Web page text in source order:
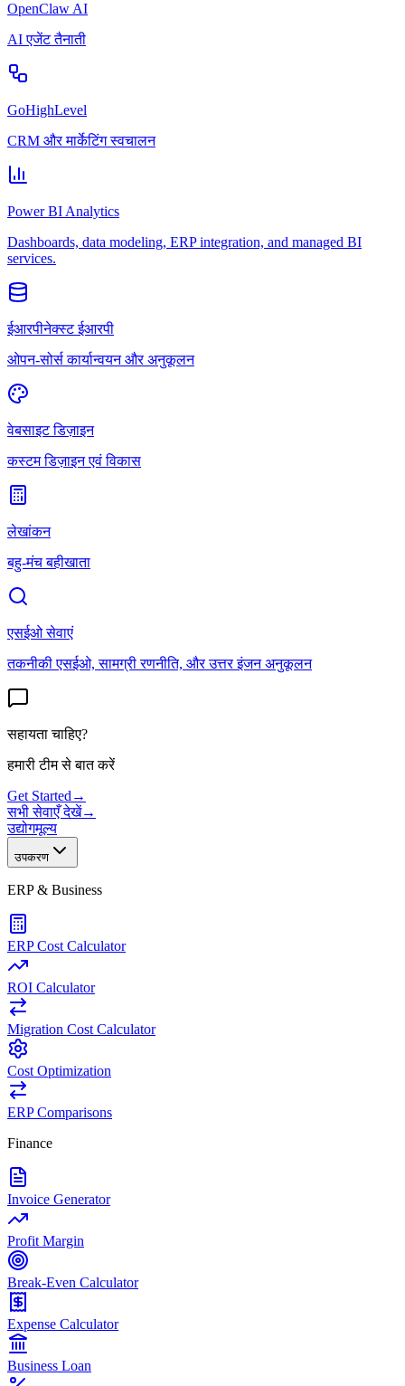
OpenClaw AI
AI एजेंट तैनाती
GoHighLevel
CRM और मार्केटिंग स्वचालन
Power BI Analytics
Dashboards, data modeling, ERP integration, and managed BI
services.
ईआरपीनेक्स्ट ईआरपी
ओपन-सोर्स कार्यान्वयन और अनुकूलन
वेबसाइट डिज़ाइन
कस्टम डिज़ाइन एवं विकास
लेखांकन
बहु-मंच बहीखाता
एसईओ सेवाएं
तकनीकी एसईओ, सामग्री रणनीति, और उत्तर इंजन अनुकूलन
सहायता चाहिए?
हमारी टीम से बात करें
Get Started →
सभी सेवाएँ देखें→
उद्योगमूल्य
उपकरण
ERP & Business
ERP Cost Calculator
ROI Calculator
Migration Cost Calculator
Cost Optimization
ERP Comparisons
Finance
Invoice Generator
Profit Margin
Break-Even Calculator
Expense Calculator
Business Loan